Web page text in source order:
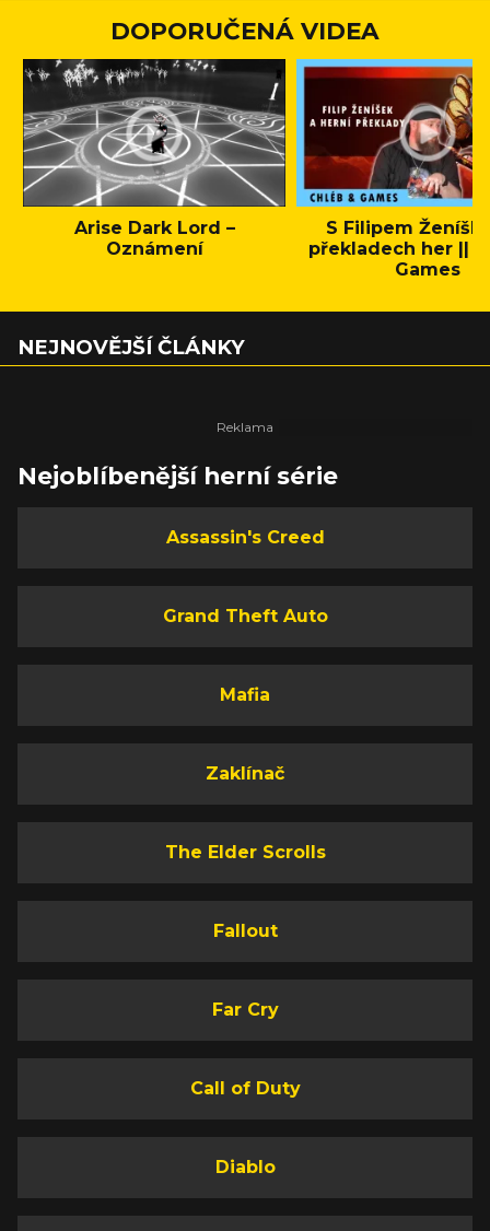
DOPORUČENÁ VIDEA
Arise Dark Lord –
Oznámení
S Filipem
překladech her ||
Games
NEJNOVĚJŠÍ ČLÁNKY
Nejoblíbenější herní série
Assassin's Creed
Grand Theft Auto
Mafia
Zaklínač
The Elder Scrolls
Fallout
Far Cry
Call of Duty
Diablo